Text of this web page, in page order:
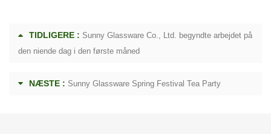
TIDLIGERE : Sunny Glassware Co., Ltd. begyndte arbejdet på
den niende dag i den første måned
NÆSTE : Sunny Glassware Spring Festival Tea Party